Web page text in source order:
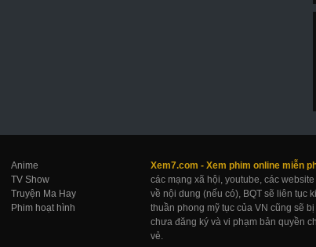
Anime
TV Show
Truyện Ma Hay
Phim hoạt hình
Xem7.com - Xem phim online miễn
các mạng xã hội, youtube, các
về nội dung (nếu có), BQT sẽ liên tục
thuần phong mỹ tục của VN cũng sẽ
chưa đăng ký và vi phạm bản quyền
vẻ.